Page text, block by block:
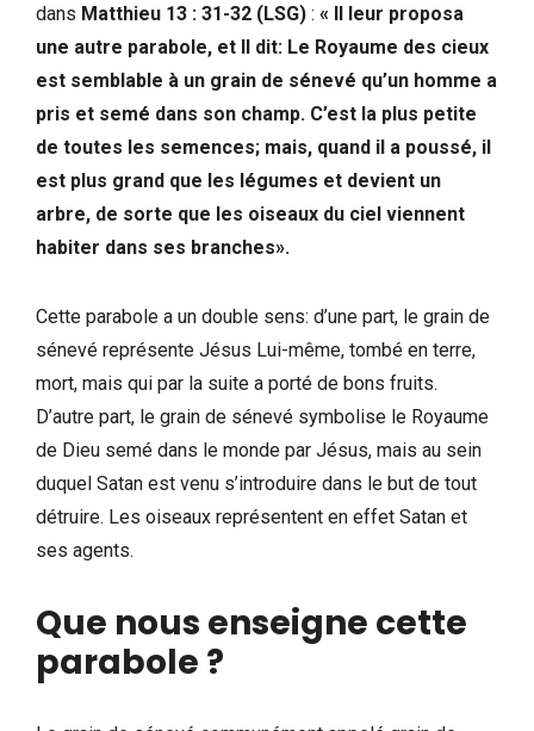
dans Matthieu 13 : 31-32 (LSG) : « Il leur proposa
une autre parabole, et Il dit: Le Royaume des cieux
est semblable à un grain de sénevé qu’un homme a
pris et semé dans son champ. C’est la plus petite
de toutes les semences; mais, quand il a poussé, il
est plus grand que les légumes et devient un
arbre, de sorte que les oiseaux du ciel viennent
habiter dans ses branches».
Cette parabole a un double sens: d’une part, le grain de
sénevé représente Jésus Lui-même, tombé en terre,
mort, mais qui par la suite a porté de bons fruits.
D’autre part, le grain de sénevé symbolise le Royaume
de Dieu semé dans le monde par Jésus, mais au sein
duquel Satan est venu s’introduire dans le but de tout
détruire. Les oiseaux représentent en effet Satan et
ses agents.
Que nous enseigne cette
parabole ?